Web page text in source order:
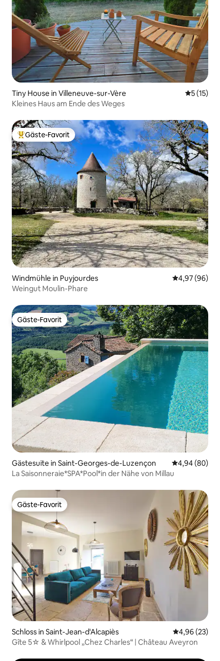
Tiny House in Villeneuve-sur-Vère
5 (15)
Kleines Haus am Ende des Weges
Beliebter Gäste-Favorit.
Gäste-Favorit
Windmühle in Puyjourdes
4,97 (96)
Weingut Moulin-Phare
Gäste-Favorit
Gäste-Favorit
Gästesuite in Saint-Georges-de-Luzençon
4,94 (80)
La Saisonneraie*SPA*Pool*in der Nähe von Millau
Gäste-Favorit
Gäste-Favorit
Schloss in Saint-Jean-d'Alcapiès
4,96 (23)
Gîte 5☆ & Whirlpool „Chez Charles“ | Château Aveyron